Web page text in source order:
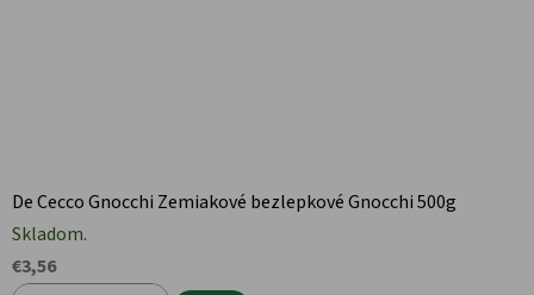
De Cecco Gnocchi Zemiakové bezlepkové Gnocchi 500g
Skladom.
€3,56